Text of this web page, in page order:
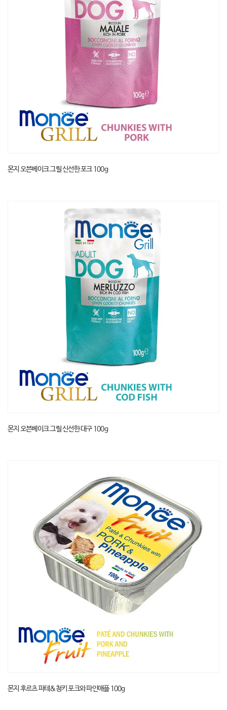
몬지 오븐베이크 그릴 신선한 포크 100g
몬지 오븐베이크 그릴 신선한 대구 100g
몬지 후르츠 파테&청키 포크와 파인애플 100g